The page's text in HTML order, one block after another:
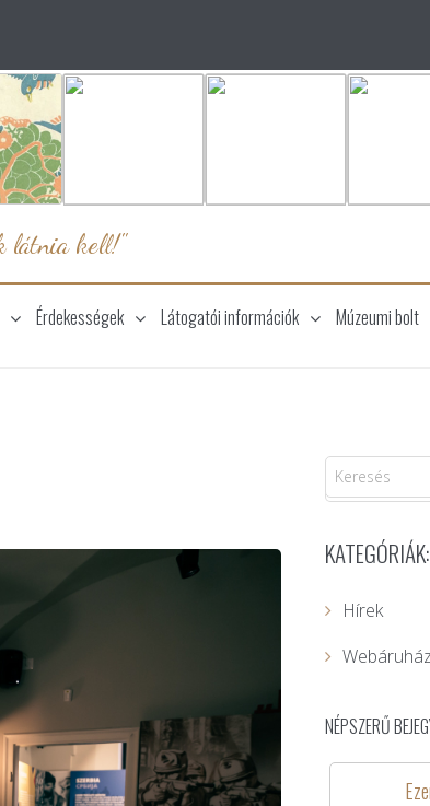
látnia kell!"
Érdekességek Látogatói információk Múzeumi bolt
KATEGÓRIÁK:
Hírek
Webáruház
NÉPSZERŰ